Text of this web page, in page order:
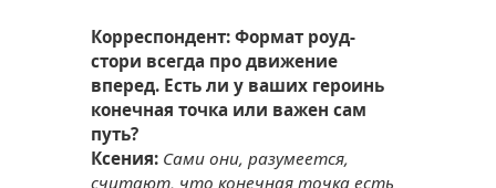
Корреспондент: Формат роуд-
стори всегда про движение
вперед. Есть ли у ваших героинь
конечная точка или важен сам
путь?
Ксения: Сами они, разумеется,
считают, что конечная точка есть